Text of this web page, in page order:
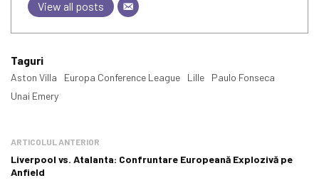
View all posts
Taguri
Aston Villa Europa Conference League Lille
Paulo Fonseca
Unai Emery
ARTICOLUL ANTERIOR
Liverpool vs. Atalanta: Confruntare Europeană Explozivă pe
Anfield